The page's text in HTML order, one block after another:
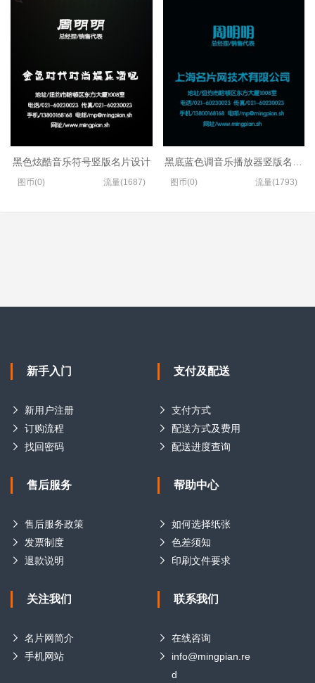
黑色炫酷音乐符号竖版名片设计
图币(0) 流量(1687)
黑底蓝色调音乐播放器竖版名片设
图币(0) 流量(1793)
新手入门
新用户注册
订购流程
找回密码
支付及配送
支付方式
配送方式及费用
配送进度查询
售后服务
售后服务政策
发票制度
退款说明
帮助中心
如何选择纸张
色差须知
印刷文件要求
关注我们
名片网简介
手机网站
联系我们
在线咨询
info@mingpian.re
d